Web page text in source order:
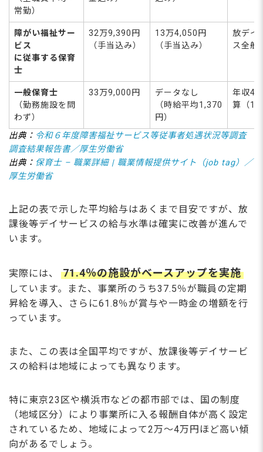
常勤）
障がい福祉サー
ビス
に従事する保育
士
32万9,390円
（手当込み）
13万4,050円
（手当込み）
放デイ
ス全般
一般保育士
（勤務施設を問
わず）
33万9,000円
データなし
（時給平均1,370
円）
年収
算（12
出典： 令和６年度障害福祉サービス等従事者処遇状況等調査
調査結果報告書／厚生労働省
出典： 保育士 – 職業詳細 | 職業情報提供サイト（job tag）／
厚生労働省
上記の表で示した平均給与はあくまで目安ですが、放
課後等デイサービスの給与水準は確実に改善が進んで
います。
実際には、 71.4％の施設がベースアップを実施
しています。また、事業所のうち37.5％が職員の定期
昇給を導入、さらに61.8％が賞与や一時金の増額を行
っています。
また、この表は全国平均ですが、放課後等デイサービ
スの給料は地域によっても異なります。
特に東京23区や横浜市などの都市部では、国の制度
（地域区分）により事業所に入る報酬自体が高く設定
されているため、地域によって2万〜4万円ほど高い傾
向があるでしょう。